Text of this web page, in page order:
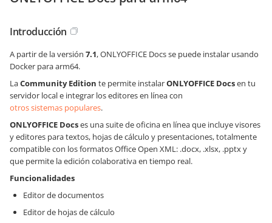
Introducción
A partir de la versión 7.1, ONLYOFFICE Docs se puede instalar usando
Docker para arm64.
LaCommunity Edition te permite instalarONLYOFFICE Docsen tu
servidor local e integrar los editores en línea con
otros sistemas populares.
ONLYOFFICE Docses una suite de oficina en línea que incluye visores
y editores para textos, hojas de cálculo y presentaciones, totalmente
compatible con los formatos Office Open XML: .docx, .xlsx, .pptx y
que permite la edición colaborativa en tiempo real.
Funcionalidades
Editor de documentos
Editor de hojas de cálculo